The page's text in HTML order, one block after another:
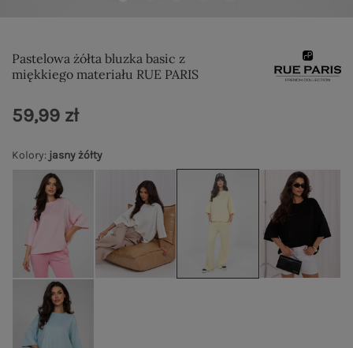
Pastelowa żółta bluzka basic z
miękkiego materiału RUE PARIS
Kolory: jasny żółty
59,99 zł